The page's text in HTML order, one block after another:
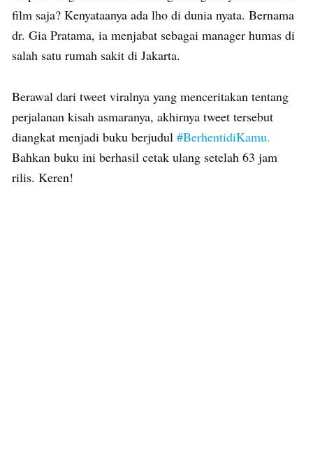
film saja? Kenyataanya ada lho di dunia nyata. Bernama
dr. Gia Pratama, ia menjabat sebagai manager humas di
salah satu rumah sakit di Jakarta.
Berawal dari tweet viralnya yang menceritakan tentang
perjalanan kisah asmaranya, akhirnya tweet tersebut
diangkat menjadi buku berjudul #BerhentidiKamu.
Bahkan buku ini berhasil cetak ulang setelah 63 jam
rilis. Keren!